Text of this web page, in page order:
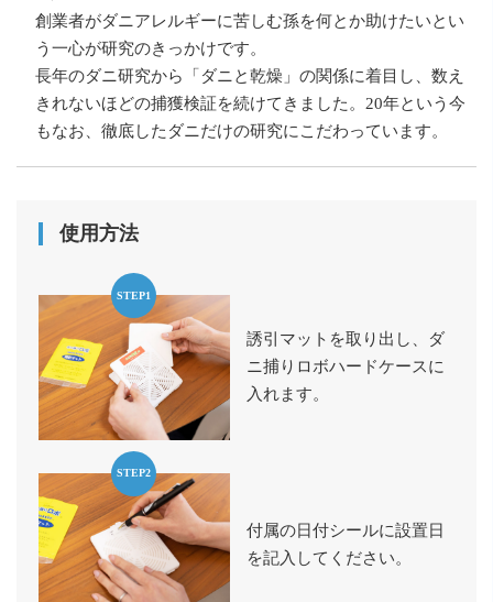
創業者がダニアレルギーに苦しむ孫を何とか助けたいとい
う一心が研究のきっかけです。
長年のダニ研究から「ダニと乾燥」の関係に着目し、数え
きれないほどの捕獲検証を続けてきました。20年という今
もなお、徹底したダニだけの研究にこだわっています。
使用方法
STEP1
誘引マットを取り出し、ダ
ニ捕りロボハードケースに
入れます。
STEP2
付属の日付シールに設置日
を記入してください。